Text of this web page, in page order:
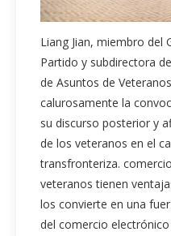
Liang Jian, miembro del
Partido y subdirectora
de Asuntos de
calurosamente la
su discurso posterior y
de los veteranos en el
transfronteriza.
veteranos tienen
los convierte en una
del comercio